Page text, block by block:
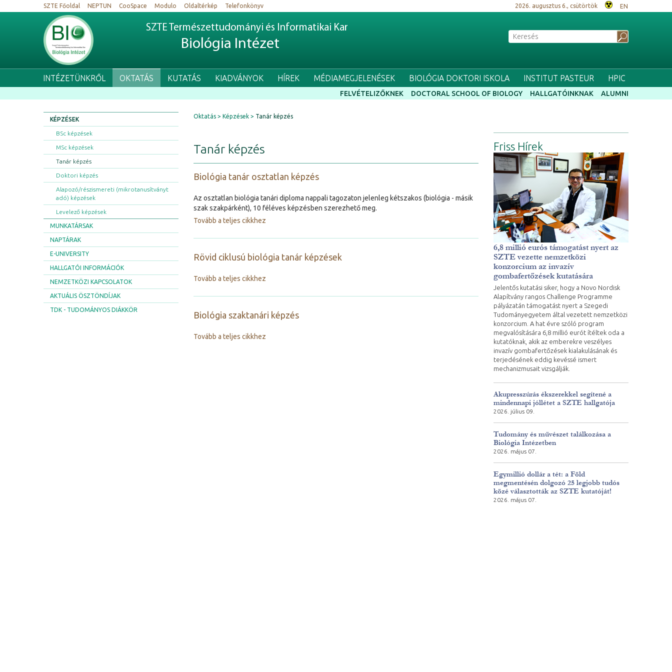
SZTE Főoldal NEPTUN CooSpace Modulo Oldaltérkép Telefonkönyv 2026. augusztus 6., csütörtök EN
SZTE Természettudományi és Informatikai Kar
Biológia Intézet
INTÉZETÜNKRŐL OKTATÁS KUTATÁS KIADVÁNYOK HÍREK MÉDIAMEGJELENÉSEK BIOLÓGIA DOKTORI ISKOLA INSTITUT PASTEUR HPIC
FELVÉTELIZŐKNEK DOCTORAL SCHOOL OF BIOLOGY HALLGATÓINKNAK ALUMNI
KÉPZÉSEK
BSc képzések
MSc képzések
Tanár képzés
Doktori képzés
Alapozó/részismereti (mikrotanusítványt
adó) képzések
Levelező képzések
MUNKATÁRSAK
NAPTÁRAK
E-UNIVERSITY
HALLGATÓI INFORMÁCIÓK
NEMZETKÖZI KAPCSOLATOK
AKTUÁLIS ÖSZTÖNDÍJAK
TDK - TUDOMÁNYOS DIÁKKÖR
Oktatás Képzések Tanár képzés
Tanár képzés
Biológia tanár osztatlan képzés
Az osztatlan biológia tanári diploma nappali tagozaton jelenleg kétszakos (biológia - másik
szak szakpárként), 10 féléves képzésben szerezhető meg.
Tovább a teljes cikkhez
Rövid ciklusú biológia tanár képzések
Tovább a teljes cikkhez
Biológia szaktanári képzés
Tovább a teljes cikkhez
Friss Hírek
6,8 millió eurós támogatást nyert az
SZTE vezette nemzetközi
konzorcium az invazív
gombafertőzések kutatására
Jelentős kutatási siker, hogy a Novo Nordisk
Alapítvány rangos Challenge Programme
pályázatán támogatást nyert a Szegedi
Tudományegyetem által vezetett nemzetközi
konzorcium. A hat évre szóló program
megvalósítására 6,8 millió eurót ítéltek oda a
kutatóknak, akik az emberekre veszélyes
invazív gombafertőzések kialakulásának és
terjedésének eddig kevéssé ismert
mechanizmusait vizsgálják.
Akupresszúrás ékszerekkel segítené a
mindennapi jóllétet a SZTE hallgatója
2026. július 09.
Tudomány és művészet találkozása a
Biológia Intézetben
2026. május 07.
Egymillió dollár a tét: a Föld
megmentésén dolgozó 25 legjobb tudós
közé választották az SZTE kutatóját!
2026. május 07.